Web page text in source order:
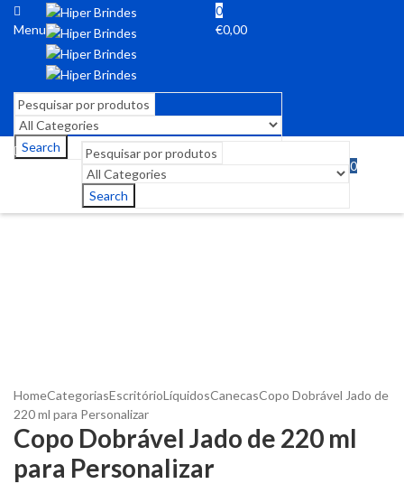
Menu
0
€0,00
Search
Search
0
HomeCategoriasEscritórioLíquidosCanecasCopo Dobrável Jado de
220 ml para Personalizar
Copo Dobrável Jado de 220 ml
para Personalizar